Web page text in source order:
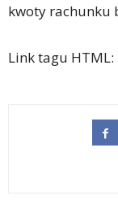
kwoty rachunku
Link tagu HTML: